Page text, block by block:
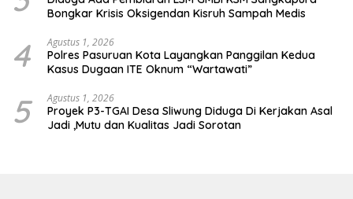
Bongkar Krisis Oksigendan Kisruh Sampah Medis
4 Agustus 1, 2026
Polres Pasuruan Kota Layangkan Panggilan Kedua
Kasus Dugaan ITE Oknum “Wartawati”
5 Agustus 1, 2026
Proyek P3-TGAI Desa Sliwung Diduga Di Kerjakan Asal
Jadi ,Mutu dan Kualitas Jadi Sorotan